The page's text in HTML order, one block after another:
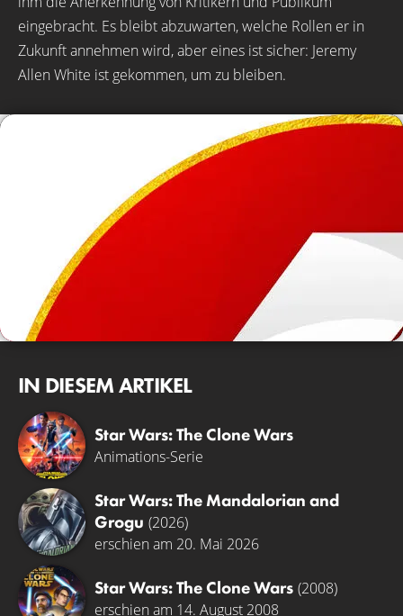
eingebracht. Es bleibt abzuwarten, welche Rollen er in
Zukunft annehmen wird, aber eines ist sicher: Jeremy
Allen White ist gekommen, um zu bleiben.
IN DIESEM ARTIKEL
Star Wars: The Clone Wars
Animations-Serie
Star Wars: The Mandalorian and
Grogu (2026)
erschien am 20. Mai 2026
Star Wars: The Clone Wars (2008)
erschien am 14. August 2008